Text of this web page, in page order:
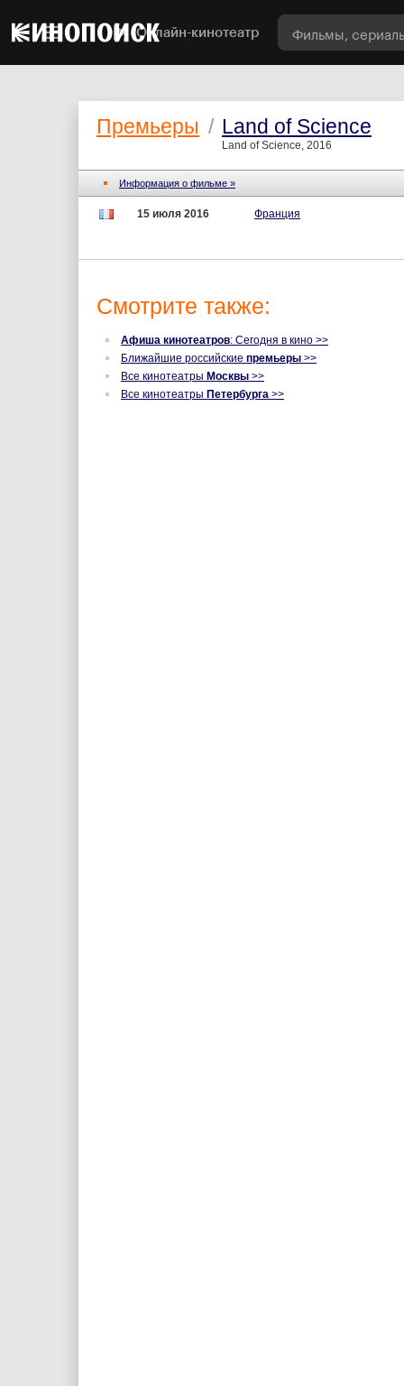
Онлайн-кинотеатр
Премьеры / Land of Science
Land of Science, 2016
Информация о фильме »
15 июля 2016 Франция
Смотрите также:
Афиша кинотеатров: Сегодня в кино >>
Ближайшие российские премьеры >>
Все кинотеатры Москвы >>
Все кинотеатры Петербурга >>